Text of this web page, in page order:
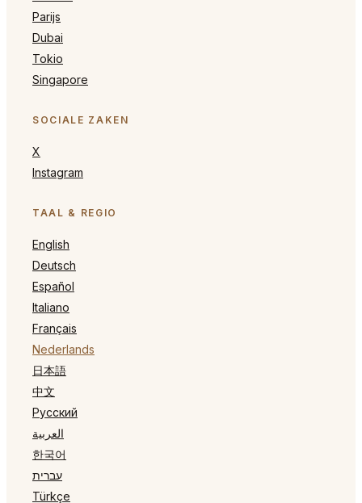
Parijs
Dubai
Tokio
Singapore
SOCIALE ZAKEN
X
Instagram
TAAL & REGIO
English
Deutsch
Español
Italiano
Français
Nederlands
日本語
中文
Русский
العربية
한국어
עברית
Türkçe